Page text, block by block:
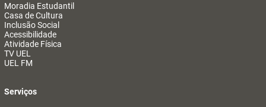
Moradia Estudantil
Casa de Cultura
Inclusão Social
Acessibilidade
Atividade Física
TV UEL
UEL FM
Serviços